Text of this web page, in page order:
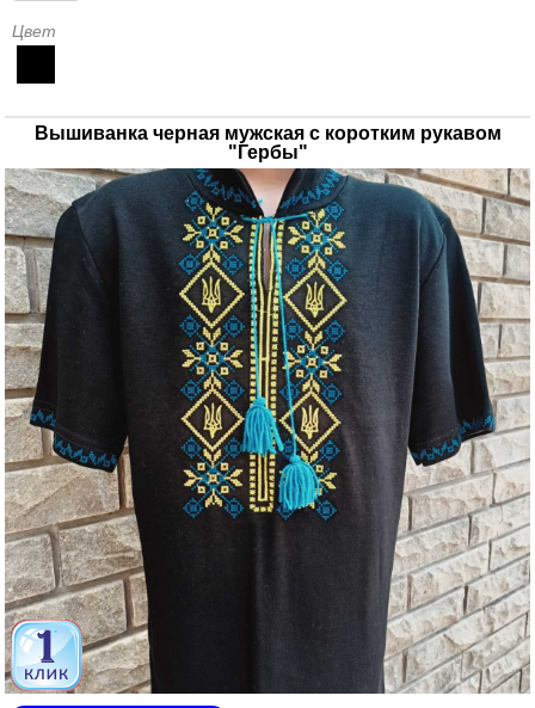
Цвет
Вышиванка черная мужская с коротким рукавом
"Гербы"